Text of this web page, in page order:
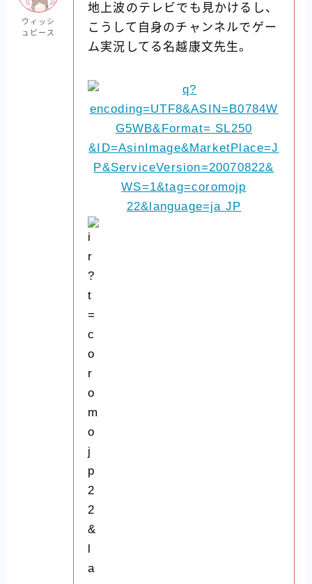
ウィッシ
ュピース
地上波のテレビでも見かけるし、
こうして自身のチャンネルでゲー
ム実況してる名越康文先生。